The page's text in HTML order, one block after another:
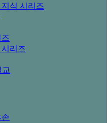
식 시리즈
리즈
교